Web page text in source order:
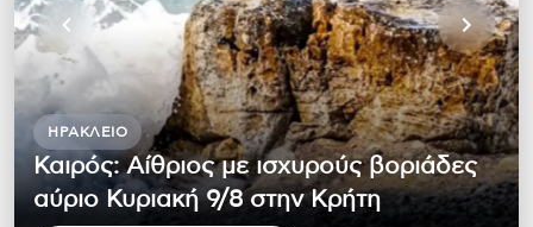
ΗΡΆΚΛΕΙΟ
Καιρός: Αίθριος με ισχυρούς βοριάδες
αύριο Κυριακή 9/8 στην Κρήτη